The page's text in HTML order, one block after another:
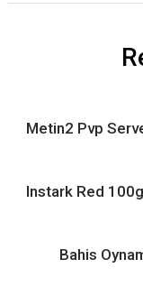
Metin2 Pvp
Instark Red
Bahis